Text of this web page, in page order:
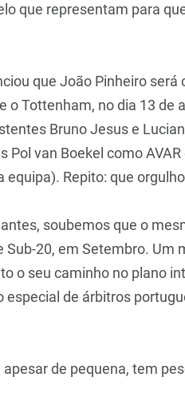
que representam para
que João Pinheiro
o Tottenham, no dia 13
Bruno Jesus e
Pol van Boekel como
equipa). Repito: que
soubemos que o
Sub-20, em Setembro. Um
o seu caminho no plano
especial de árbitros
apesar de pequena, tem